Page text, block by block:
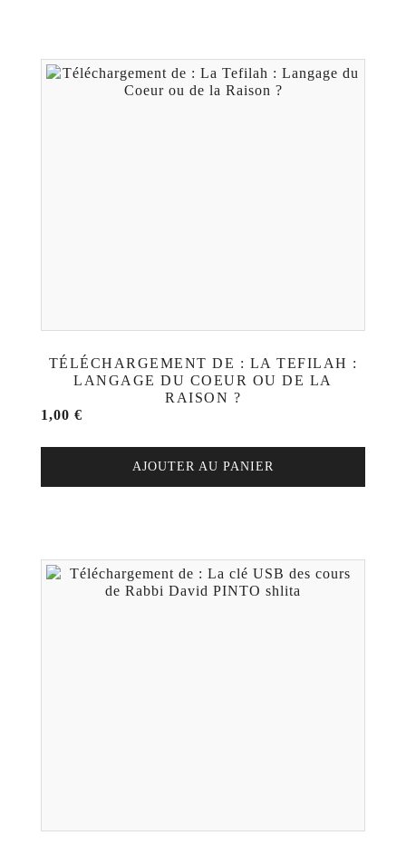
TÉLÉCHARGEMENT DE : LA TEFILAH :
LANGAGE DU COEUR OU DE LA
RAISON ?
1,00 €
AJOUTER AU PANIER